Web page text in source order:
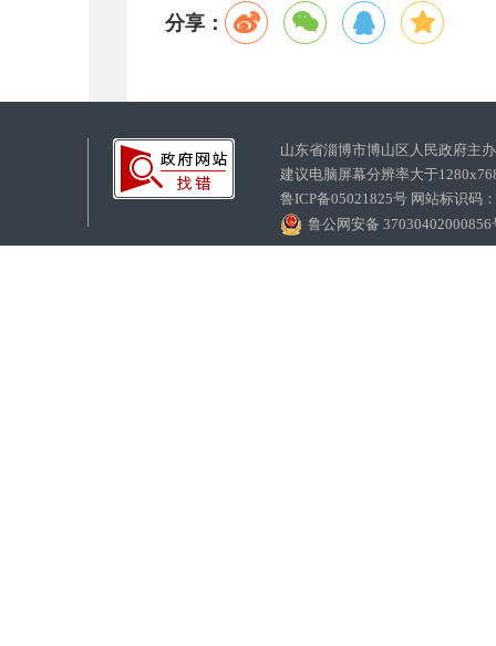
分享：
山东省淄博市博山区人民政府
建议电脑屏幕分辨率大于
鲁ICP备05021825号 网站标识码
鲁公网安备 37030402000856